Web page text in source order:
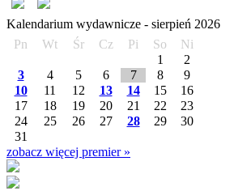
Kalendarium wydawnicze - sierpień 2026
Pn
Wt Śr Cz Pi So
Ni
1
2
3
4 5 6 7 8
9
10
11 12 13 14 15
16
17
18 19 20 21 22
23
24
25 26 27 28 29
30
31
zobacz więcej premier »